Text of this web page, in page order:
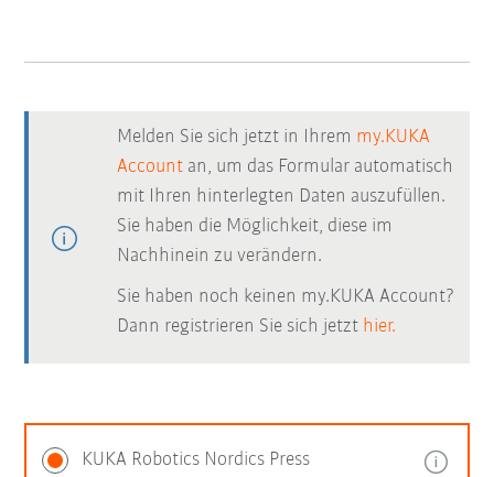
Melden Sie sich jetzt in Ihrem my.KUKA
Account an, um das Formular automatisch
mit Ihren hinterlegten Daten auszufüllen.
Sie haben die Möglichkeit, diese im
Nachhinein zu verändern.
Sie haben noch keinen my.KUKA Account?
Dann registrieren Sie sich jetzt hier.
KUKA Robotics Nordics Press